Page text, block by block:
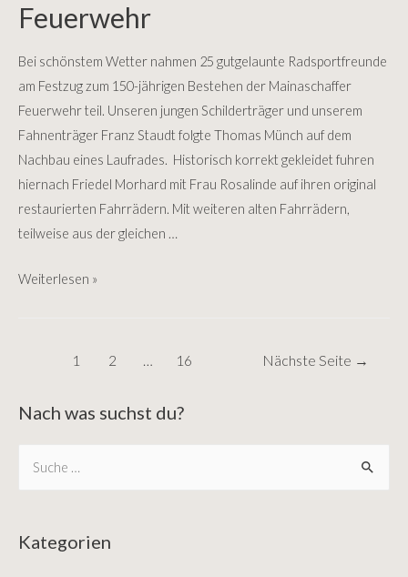
Feuerwehr
Bei schönstem Wetter nahmen 25 gutgelaunte Radsportfreunde
am Festzug zum 150-jährigen Bestehen der Mainaschaffer
Feuerwehr teil. Unseren jungen Schilderträger und unserem
Fahnenträger Franz Staudt folgte Thomas Münch auf dem
Nachbau eines Laufrades. Historisch korrekt gekleidet fuhren
hiernach Friedel Morhard mit Frau Rosalinde auf ihren original
restaurierten Fahrrädern. Mit weiteren alten Fahrrädern,
teilweise aus der gleichen …
Festzug
Weiterlesen »
Seitennummerierung
Beiträge
1 2 … 16 Nächste Seite →
Nach was suchst du?
rKategorien